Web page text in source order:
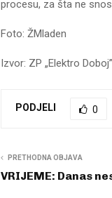
procesu, za šta ne
Foto: ŽMladen
Izvor: ZP „Elektro
PODJELI 0
PRETHODNA OBJAVA
VRIJEME: Danas